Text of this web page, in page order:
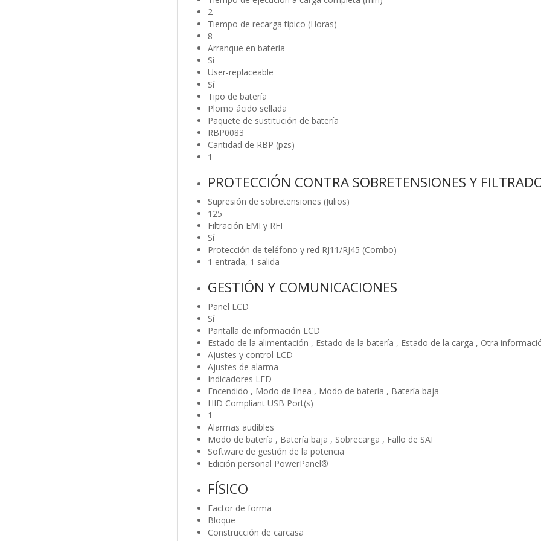
2
Tiempo de recarga típico (Horas)
8
Arranque en batería
Sí
User-replaceable
Sí
Tipo de batería
Plomo ácido sellada
Paquete de sustitución de batería
RBP0083
Cantidad de RBP (pzs)
1
PROTECCIÓN CONTRA SOBRETENSIONES Y
Supresión de sobretensiones (Julios)
125
Filtración EMI y RFI
Sí
Protección de teléfono y red RJ11/RJ45 (Combo)
1 entrada, 1 salida
GESTIÓN Y COMUNICACIONES
Panel LCD
Sí
Pantalla de información LCD
Estado de la alimentación , Estado de la batería , Estado de la carga , Otra
Ajustes y control LCD
Ajustes de alarma
Indicadores LED
Encendido , Modo de línea , Modo de batería , Batería baja
HID Compliant USB Port(s)
1
Alarmas audibles
Modo de batería , Batería baja , Sobrecarga , Fallo de SAI
Software de gestión de la potencia
Edición personal PowerPanel®
FÍSICO
Factor de forma
Bloque
Construcción de carcasa